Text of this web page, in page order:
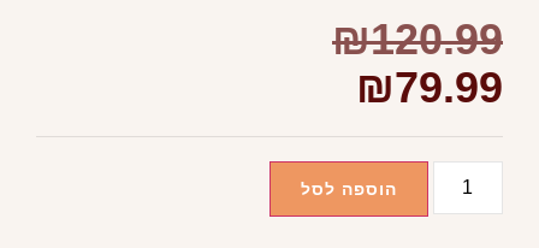
₪120.99
₪79.99
הוספה לסל